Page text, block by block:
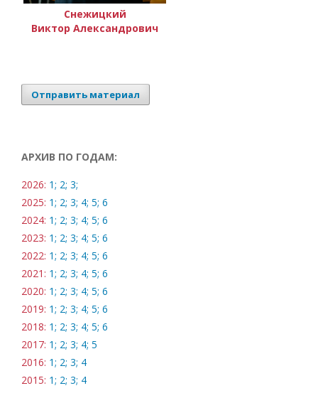
Снежицкий
Виктор Александрович
Отправить материал
АРХИВ ПО ГОДАМ:
2026: 1; 2; 3;
2025: 1; 2; 3; 4; 5; 6
2024: 1; 2; 3; 4; 5; 6
2023: 1; 2; 3; 4; 5; 6
2022: 1; 2; 3; 4; 5; 6
2021: 1; 2; 3; 4; 5; 6
2020: 1; 2; 3; 4; 5; 6
2019: 1; 2; 3; 4; 5; 6
2018: 1; 2; 3; 4; 5; 6
2017: 1; 2; 3; 4; 5
2016: 1; 2; 3; 4
2015: 1; 2; 3; 4